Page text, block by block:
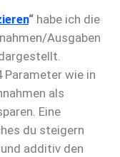
“ habe ich die
Ausgaben
Parameter wie in
als
Eine
du steigern
additiv den